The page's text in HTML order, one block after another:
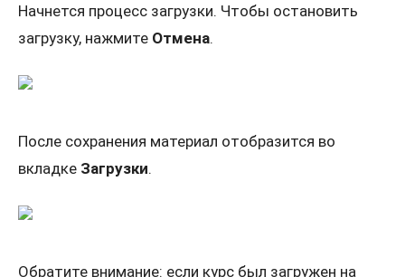
Начнется процесс загрузки. Чтобы остановить
загрузку, нажмите Отмена.
После сохранения материал отобразится во
вкладке Загрузки.
Обратите внимание: если курс был загружен на